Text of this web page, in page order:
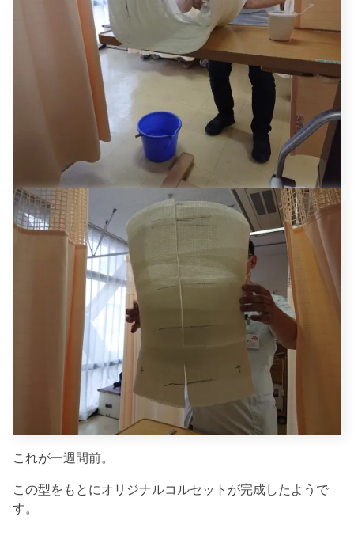
これが一週間前。
この型をもとにオリジナルコルセットが完成したようで
す。